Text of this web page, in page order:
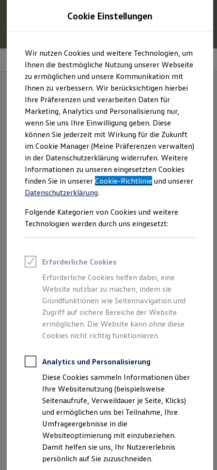
Hauptinhalt
springen
Footer
springen
Profitieren Sie von bis zu6.000 € 1
VolkswagenID. oder
Hybridmodelle.
Mehr zur E‑Auto-Förderung
Modelle und Konfigurator
Konfigurator
Modelle vergleichen
Konfiguration laden
Autosuche
Elektroautos
ENERGY Sondermodelle
Nutzfahrzeuge
SUV und CUV
Familienautos
Kombis
Kompaktwagen
Sportwagen
Schnell verfügbare Fahrzeuge
Angebote und Produkte
Aktuelle Angebote
E-Auto-Förderung
Volkswagen Marktplatz
Elektromobilität bei Gebrauchtwagen
Saisonangebote
Reifenpakete
Leasing
Leasing-Angebote
Gebrauchtwagen Leasing
Junge Gebrauchtwagen-Leasing
Elektroauto Leasing
Kleinwagen-Leasing
Autokredit mit Schlussrate
Versicherungen und Garantien
Kfz-Versicherung
Restschuldversicherungen
Garantien
Wartungsverträge
Geschäftskunden
Professional Class bei Volkswagen
Großkunden
Behörden
Direktkunden
Sonderfahrzeuge
Ausstattungspakete
Extrawünsche? Gerne.
Noch mehr individuellen Komfort und Eleganz genießen Sie
mit unseren optionalen Ausstattungspaketen:
„Signature“-Paketu. a. mit:
Dach in Grenadillschwarz Metallic
Soundsystem „Harman Kardon“
19-Zoll-Leichtmetallräder „Rotterdam“ in
Schwarz mit glanzgedrehter Oberfläche
Dachreling, Fensterumrandung und
Spiegelkappen in Schwarz Hochglanz lackiert
Vordersitze mit Massageprogrammen und
aktiver Klimatisierung
Dachhimmel und Dachpfostenverkleidungen in
Cookie Einstellungen
Wir nutzen Cookies und weitere Technologien, um
Ihnen die bestmögliche Nutzung unserer Webseite
zu ermöglichen und unsere Kommunikation mit
Ihnen zu verbessern. Wir berücksichtigen hierbei
Ihre Präferenzen und verarbeiten Daten für
Marketing, Analytics und Personalisierung nur,
wenn Sie uns Ihre Einwilligung geben. Diese
können Sie jederzeit mit Wirkung für die Zukunft
im Cookie Manager (Meine Präferenzen verwalten)
in der Datenschutzerklärung widerrufen. Weitere
Informationen zu unseren eingesetzten Cookies
finden Sie in unsererCookie-Richtlinie und unserer
Datenschutzerklärung.
Folgende Kategorien von Cookies und weitere
Technologien werden durch uns eingesetzt:
Erforderliche Cookies
Erforderliche Cookies helfen dabei, eine
Website nutzbar zu machen, indem sie
Grundfunktionen wie Seitennavigation und
Zugriff auf sichere Bereiche der Website
ermöglichen. Die Website kann ohne diese
Cookies nicht richtig funktionieren.
Analytics und Personalisierung
Diese Cookies sammeln Informationen über
Ihre Websitenutzung (beispielsweise
Seitenaufrufe, Verweildauer je Seite, Klicks)
und ermöglichen uns bei Teilnahme, Ihre
Umfrageergebnisse in die
Websiteoptimierung mit einzubeziehen.
Damit helfen sie uns, Ihr Nutzererlebnis
persönlich auf Sie zuzuschneiden.